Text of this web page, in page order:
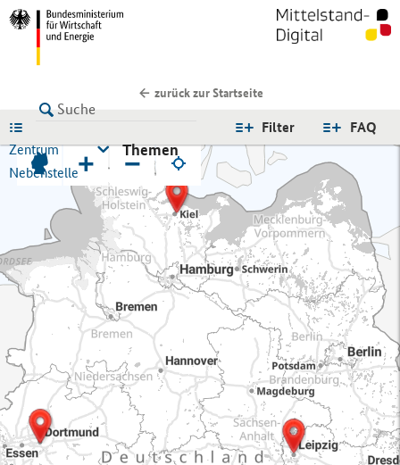
zurück zur Startseite
FAQ
Filter
Zentrum
Nebenstelle
Themen
+ −